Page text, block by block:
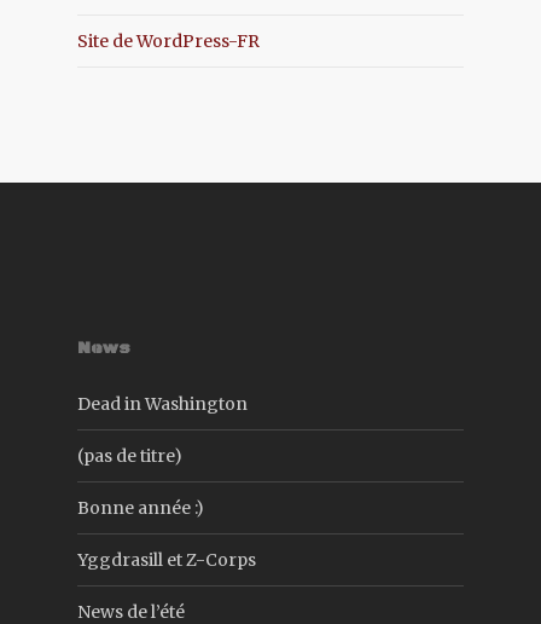
Site de WordPress-FR
News
Dead in Washington
(pas de titre)
Bonne année :)
Yggdrasill et Z-Corps
News de l’été